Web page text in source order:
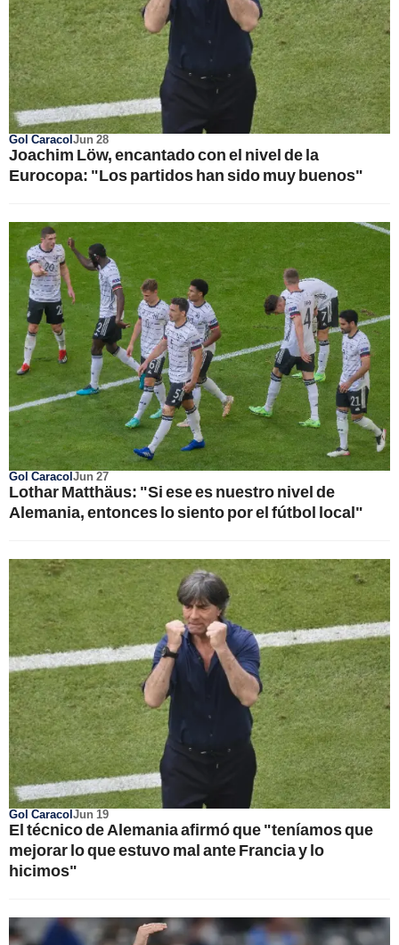
Gol CaracolJun 28
Joachim Löw, encantado con el nivel de la
Eurocopa: "Los partidos han sido muy buenos"
Gol CaracolJun 27
Lothar Matthäus: "Si ese es nuestro nivel de
Alemania, entonces lo siento por el fútbol local"
Gol CaracolJun 19
El técnico de Alemania afirmó que "teníamos que
mejorar lo que estuvo mal ante Francia y lo
hicimos"